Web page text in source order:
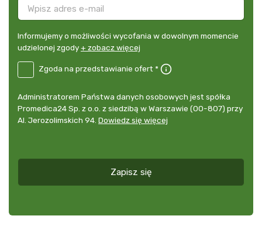
Informujemy
o
wycofania
dowolnym
momencie
udzielonej
Informujemy o możliwości wycofania w dowolnym momencie
udzielonej zgody+ zobacz więcej
DE
przedstawianie
Zgoda na przedstawianie ofert *
Administrator
danych
osobowych
Administratorem Państwa danych osobowych jest spółka
Promedica24 Sp. z o.o. z siedzibą w Warszawie (00-807) przy
Al. Jerozolimskich 94. Dowiedz się więcej
Zapisz się